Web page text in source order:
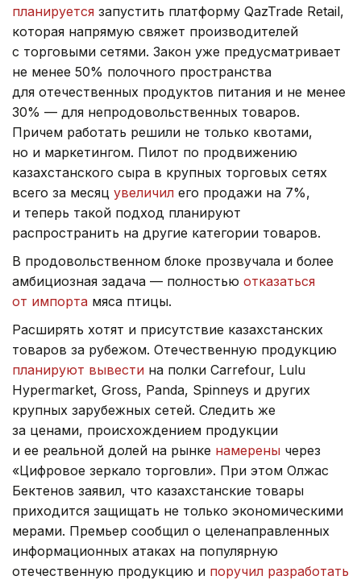
планируется запустить платформу QazTrade Retail,
которая напрямую свяжет производителей
с торговыми сетями. Закон уже предусматривает
не менее 50% полочного пространства
для отечественных продуктов питания и не менее
30% — для непродовольственных товаров.
Причем работать решили не только квотами,
но и маркетингом. Пилот по продвижению
казахстанского сыра в крупных торговых сетях
всего за месяц увеличил его продажи на 7%,
и теперь такой подход планируют
распространить на другие категории товаров.
В продовольственном блоке прозвучала и более
амбициозная задача — полностью отказаться
от импорта мяса птицы.
Расширять хотят и присутствие казахстанских
товаров за рубежом. Отечественную продукцию
планируют вывести на полки Carrefour, Lulu
Hypermarket, Gross, Panda, Spinneys и других
крупных зарубежных сетей. Следить же
за ценами, происхождением продукции
и ее реальной долей на рынке намерены через
«Цифровое зеркало торговли». При этом Олжас
Бектенов заявил, что казахстанские товары
приходится защищать не только экономическими
мерами. Премьер сообщил о целенаправленных
информационных атаках на популярную
отечественную продукцию и поручил разработать